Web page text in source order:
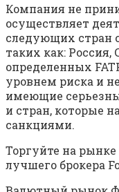
Компания не
осуществляет
следующих стран
таких как:
определенных
уровнем риска и
имеющие
и стран, которые
санкциями.
Торгуйте на
лучшего брокера